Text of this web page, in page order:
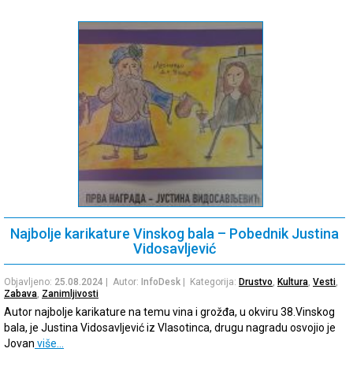
Najbolje karikature Vinskog bala – Pobednik Justina
Vidosavljević
Objavljeno: 25.08.2024 | Autor: InfoDesk | Kategorija: Drustvo, Kultura, Vesti,
Zabava, Zanimljivosti
Autor najbolje karikature na temu vina i grožđa, u okviru 38.Vinskog
bala, je Justina Vidosavljević iz Vlasotinca, drugu nagradu osvojio je
Jovan više…